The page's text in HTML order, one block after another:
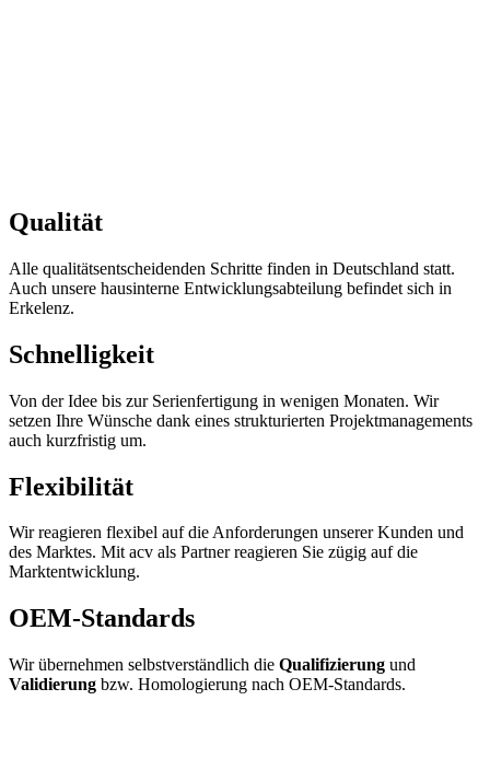
Qualität
Alle qualitätsentscheidenden Schritte finden in Deutschland statt.
Auch unsere hausinterne Entwicklungsabteilung befindet sich in
Erkelenz.
Schnelligkeit
Von der Idee bis zur Serienfertigung in wenigen Monaten. Wir
setzen Ihre Wünsche dank eines strukturierten Projektmanagements
auch kurzfristig um.
Flexibilität
Wir reagieren flexibel auf die Anforderungen unserer Kunden und
des Marktes. Mit acv als Partner reagieren Sie zügig auf die
Marktentwicklung.
OEM-Standards
Wir übernehmen selbstverständlich die Qualifizierung und
Validierung bzw. Homologierung nach OEM-Standards.